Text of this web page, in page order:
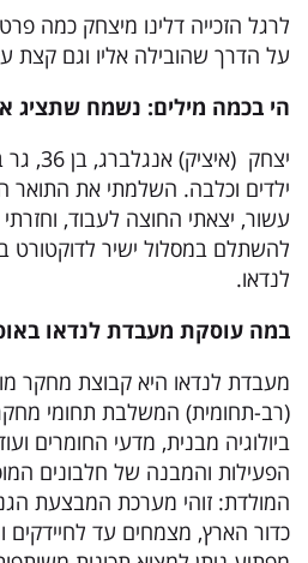
לרגל הזכייה דלינו מיצחק כמה
על הדרך שהובילה אליו וגם קצת
הי בכמה מילים: נשמח שתציג
יצחק
ילדים וכלבה. השלמתי את התואר
עשור, יצאתי החוצה לעבוד,
להשתלם במסלול ישיר
לנדאו.
במה עוסקת מעבדת לנדאו
מעבדת לנדאו היא קבוצת מחקר
(רב-תחומית) המשלבת תחומי מחקר
ביולוגיה מבנית, מדעי החומרים
הפעילות והמבנה של חלבונים
המולדת: זוהי מערכת המבצעת
כדור הארץ, מצמחים עד לחיידקים